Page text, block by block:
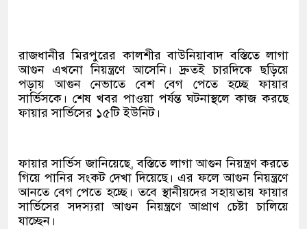
রাজধানীর মিরপুরের কালশীর বাউনিয়াবাদ বস্তিতে লাগা
আগুন এখনো নিয়ন্ত্রণে আসেনি। দ্রুতই চারদিকে ছড়িয়ে
পড়ায় আগুন নেভাতে বেশ বেগ পেতে হচ্ছে ফায়ার
সার্ভিসকে। শেষ খবর পাওয়া পর্যন্ত ঘটনাস্থলে কাজ করছে
ফায়ার সার্ভিসের ১৫টি ইউনিট।
ফায়ার সার্ভিস জানিয়েছে, বস্তিতে লাগা আগুন নিয়ন্ত্রণ করতে
গিয়ে পানির সংকট দেখা দিয়েছে। এর ফলে আগুন নিয়ন্ত্রণে
আনতে বেগ পেতে হচ্ছে। তবে স্থানীয়দের সহায়তায় ফায়ার
সার্ভিসের সদস্যরা আগুন নিয়ন্ত্রণে আপ্রাণ চেষ্টা চালিয়ে
যাচ্ছেন।